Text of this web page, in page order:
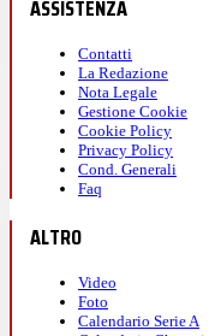
ASSISTENZA
Contatti
La Redazione
Nota Legale
Gestione Cookie
Cookie Policy
Privacy Policy
Cond. Generali
Faq
ALTRO
Video
Foto
Calendario Serie A